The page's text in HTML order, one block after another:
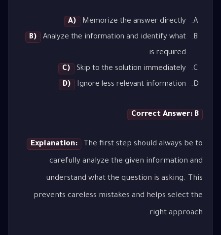
A)
Memorize the answer directly
B)
Analyze the information and identify what
is required
C)
Skip to the solution immediately
D)
Ignore less relevant information
Correct Answer: B
Explanation: The first step should always be to
carefully analyze the given information and
understand what the question is asking. This
prevents careless mistakes and helps select the
right approach.